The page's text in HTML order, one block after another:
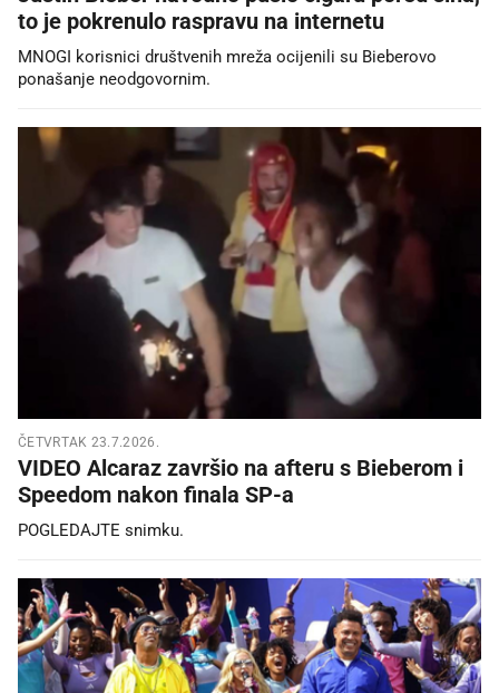
to je pokrenulo raspravu na internetu
MNOGI korisnici društvenih mreža ocijenili su Bieberovo
ponašanje neodgovornim.
ČETVRTAK 23.7.2026.
VIDEO Alcaraz završio na afteru s Bieberom i
Speedom nakon finala SP-a
POGLEDAJTE snimku.